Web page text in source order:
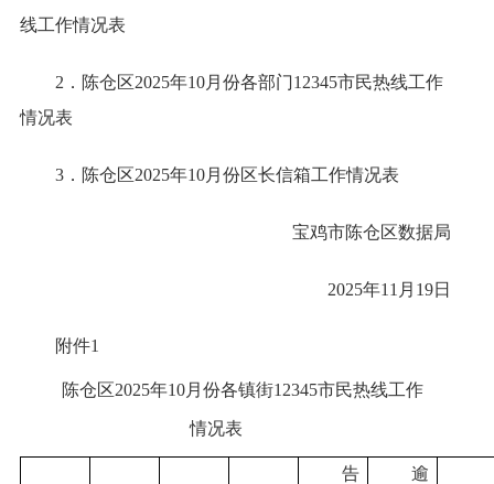
线工作情况表
2．陈仓区2025年10月份各部门12345市民热线工作
情况表
3．陈仓区2025年10月份区长信箱工作情况表
宝鸡市陈仓区数据局
2025年11月19日
附件1
陈仓区2025年10月份各镇街12345市民热线工作
情况表
告
逾